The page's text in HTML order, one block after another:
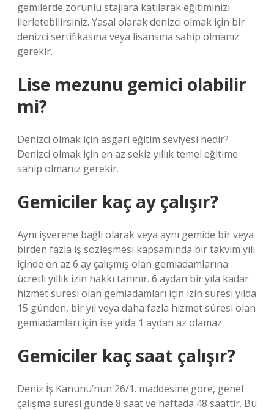
gemilerde zorunlu stajlara katılarak eğitiminizi
ilerletebilirsiniz. Yasal olarak denizci olmak için bir
denizci sertifikasına veya lisansına sahip olmanız
gerekir.
Lise mezunu gemici olabilir
mi?
Denizci olmak için asgari eğitim seviyesi nedir?
Denizci olmak için en az sekiz yıllık temel eğitime
sahip olmanız gerekir.
Gemiciler kaç ay çalışır?
Aynı işverene bağlı olarak veya aynı gemide bir veya
birden fazla iş sözleşmesi kapsamında bir takvim yılı
içinde en az 6 ay çalışmış olan gemiadamlarına
ücretli yıllık izin hakkı tanınır. 6 aydan bir yıla kadar
hizmet süresi olan gemiadamları için izin süresi yılda
15 günden, bir yıl veya daha fazla hizmet süresi olan
gemiadamları için ise yılda 1 aydan az olamaz.
Gemiciler kaç saat çalışır?
Deniz İş Kanunu’nun 26/1. maddesine göre, genel
çalışma süresi günde 8 saat ve haftada 48 saattir. Bu